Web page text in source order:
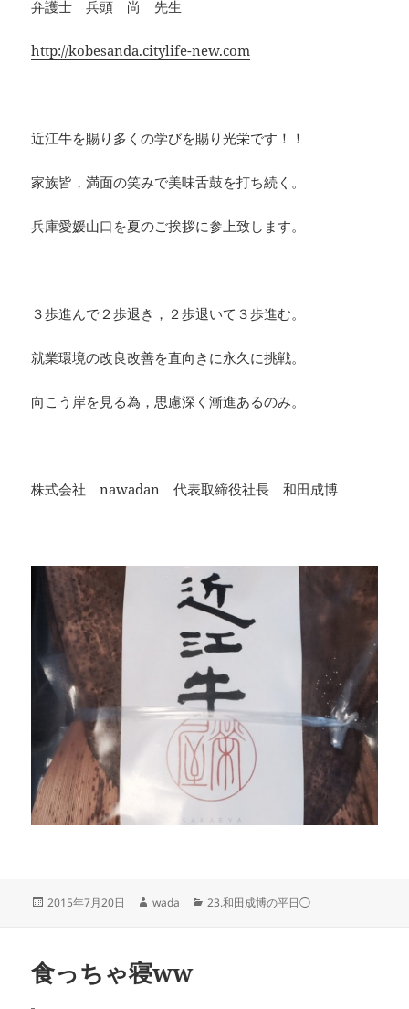
弁護士 兵頭 尚 先生
http://kobesanda.citylife-new.com
近江牛を賜り多くの学びを賜り光栄です！！
家族皆，満面の笑みで美味舌鼓を打ち続く。
兵庫愛媛山口を夏のご挨拶に参上致します。
３歩進んで２歩退き，２歩退いて３歩進む。
就業環境の改良改善を直向きに永久に挑戦。
向こう岸を見る為，思慮深く漸進あるのみ。
株式会社 nawadan 代表取締役社長 和田成博
投
2015年7月20日
作
wada
カ
23.和田成博の平日◯
食っちゃ寝ww